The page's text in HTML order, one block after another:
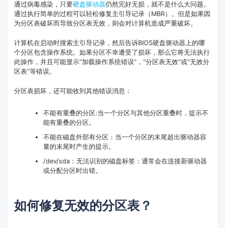
通过病毒感染，只要硬盘驱动器仍然完好无损，就不是什么大问题。
通过执行简单的过程可以轻松修复主引导记录（MBR）。但是如果因
为分区表破坏而导致分区表无效，则会对计算机造成严重破坏。
计算机在启动时搜索主引导记录，然后告诉BIOS硬盘驱动器上的哪
个分区包含操作系统。如果分区不幸遭受了损坏，那么它将无法执行
此操作，并且可能显示“加载操作系统错误”，“分区表无效”或“无效分
区表”等错误。
分区表损坏，还可能收到其他错误消息：
不能有重叠的分区:当一个分区与其他分区重叠时，提示不
能有重叠的分区。
不能在磁盘外部有分区：当一个分区的末尾超出驱动器容
量的末尾时产生的提示。
/dev/sda：无法识别的磁盘标签：通常会在连接新驱动器
或分配分区时出错。
如何修复无效的分区表？